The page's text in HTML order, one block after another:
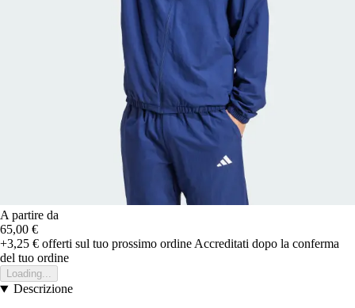
A partire da
65,00 €
+3,25 € offerti sul tuo prossimo ordineAccreditati dopo la conferma
del tuo ordine
Loading...
Descrizione